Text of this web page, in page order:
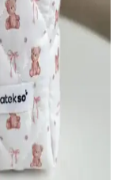
Kullanım
seçiminde
ve düzenli
organize
Seyahat